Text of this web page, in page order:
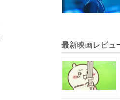
最新映画レビュ